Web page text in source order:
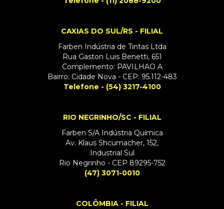
CAXIAS DO SUL/RS - FILIAL
Farben Indústria de Tintas Ltda
Rua Gaston Luis Benetti, 651
Complemento: PAVILHAO A
Bairro: Cidade Nova - CEP: 95.112-483
Telefone - (54) 3217-4100
RIO NEGRINHO/SC - FILIAL
Farben S/A Indústria Química
Av. Klaus Shcumacher, 152,
Industrial Sul
Rio Negrinho - CEP 89295-752
(47) 3071-0010
COLÔMBIA - FILIAL